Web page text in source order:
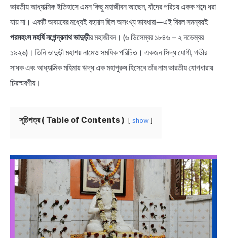
EDUCATIONAL
BENGALI WISHES
QUOTES & CAPTIONS
BENGALI LYRICS
BENGALI NAMES
BENGALI STORIES
in
Bengali
ভারতীয় আধ্যাত্মিক ইতিহাসে এমন কিছু মহাজীবন আছেন, যাঁদের পরিচয় একক শব্দে ধরা
যায় না। একটি অবয়বের মধ্যেই বহমান ছিল অসংখ্য ভাবধারা—এই বিরল সমন্বয়ই
পরমহংস মহর্ষি নগেন্দ্রনাথ ভাদুড়ীর মহাজীবন। (৬ ডিসেম্বর ১৮৪৬ – ২ নভেম্বর
১৯২৬)। তিনি ভাদুড়ী মহাশয় নামেও সমধিক পরিচিত। একজন সিদ্ধ যোগী, গভীর
সাধক এবং আধ্যাত্মিক মহিমায় ঋদ্ধ এক মহাপুরুষ হিসেবে তাঁর নাম ভারতীয় যোগধারায়
চিরস্মরণীয়।
সূচিপত্র ( Table of Contents ) show